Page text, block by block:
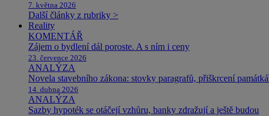
7. května 2026
Další články z rubriky >
Reality
KOMENTÁŘ
Zájem o bydlení dál poroste. A s ním i ceny
23. července 2026
ANALÝZA
Novela stavebního zákona: stovky paragrafů, přiškrcení
14. dubna 2026
ANALÝZA
Sazby hypoték se otáčejí vzhůru, banky zdražují a ještě budou